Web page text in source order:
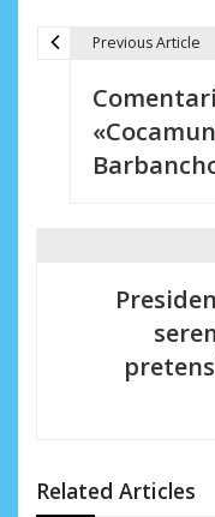
d
Previous Article
Related Articles